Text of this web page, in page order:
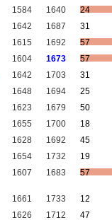
1584 1640
24
1642 1687
31
1615 1692
57
1604 1673
57
1642 1703
31
1648 1694
25
1623 1679
50
1655 1700
18
1628 1692
45
1654 1732
19
1607 1683 57
1661 1733
12
1626 1712
47